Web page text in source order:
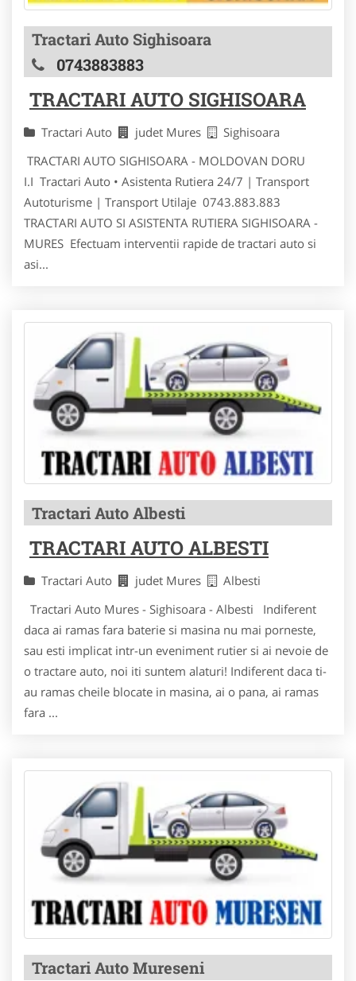
Tractari Auto Sighisoara
0743883883
TRACTARI AUTO SIGHISOARA
Tractari Auto judet Mures
Sighisoara
TRACTARI AUTO SIGHISOARA - MOLDOVAN DORU
I.I Tractari Auto • Asistenta Rutiera 24/7 | Transport
Autoturisme | Transport Utilaje 0743.883.883
TRACTARI AUTO SI ASISTENTA RUTIERA SIGHISOARA -
MURES Efectuam interventii rapide de tractari auto si
asi...
Tractari Auto Albesti
TRACTARI AUTO ALBESTI
Tractari Auto judet Mures
Albesti
Tractari Auto Mures - Sighisoara - Albesti Indiferent
daca ai ramas fara baterie si masina nu mai porneste,
sau esti implicat intr-un eveniment rutier si ai nevoie de
o tractare auto, noi iti suntem alaturi! Indiferent daca ti-
au ramas cheile blocate in masina, ai o pana, ai ramas
fara ...
Tractari Auto Mureseni